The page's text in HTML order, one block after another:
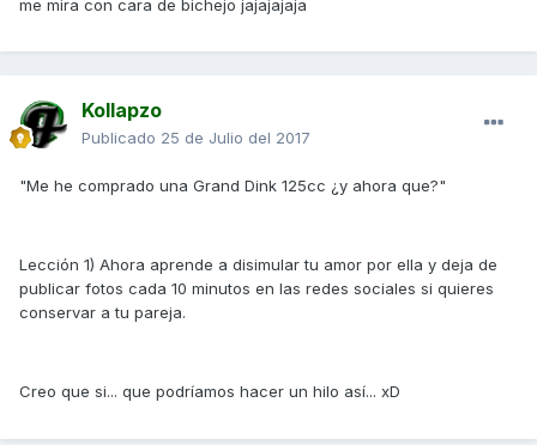
me mira con cara de bichejo jajajajaja
Kollapzo
Publicado 25 de Julio del 2017
"Me he comprado una Grand Dink 125cc ¿y ahora que?"
Lección 1) Ahora aprende a disimular tu amor por ella y deja de
publicar fotos cada 10 minutos en las redes sociales si quieres
conservar a tu pareja.
Creo que si... que podríamos hacer un hilo así... xD